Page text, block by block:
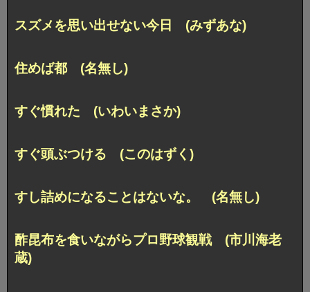
スズメを思い出せない今日 (みずあな)
住めば都 (名無し)
すぐ慣れた (いわいまさか)
すぐ頭ぶつける (このはずく)
すし詰めになることはないな。 (名無し)
酢昆布を食いながらプロ野球観戦 (市川海老
蔵)